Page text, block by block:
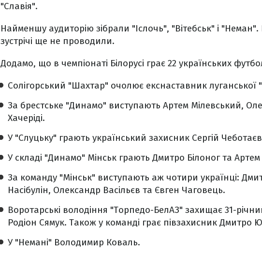
"Славія".
Найменшу аудиторію зібрали "Іслочь", "Вітебськ" і
зустрічі ще не проводили.
Додамо, що в чемпіонаті Білорусі грає 22 українських
Солігорський "Шахтар" очолює екснаставник луганської
За брестське "Динамо" виступають Артем Мілевський,
Хачеріді.
У "Слуцьку" грають український захисник Сергій
У складі "Динамо" Мінськ грають Дмитро Білоног та
За команду "Мінськ" виступають аж чотири українці:
Насібулін, Олександр Васільєв та Євген Чаговець.
Воротарські володіння "Торпедо-БелАЗ" захищає 31-
Родіон Сямук. Також у команді грає півзахисник Дмитро
У "Немані" Володимир Коваль.